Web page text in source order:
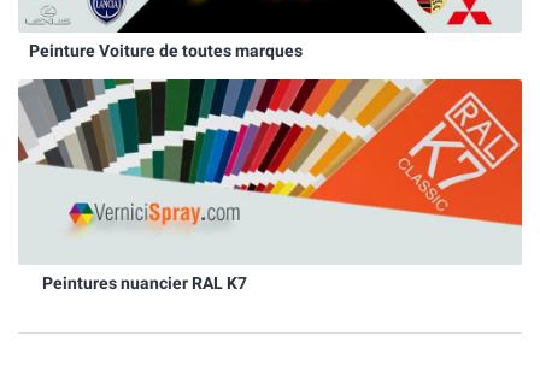
Peinture Voiture de toutes marques
Peintures nuancier RAL K7